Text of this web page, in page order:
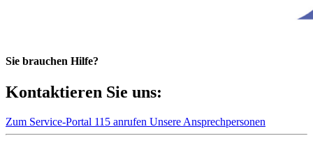
Sie brauchen Hilfe?
Kontaktieren Sie uns:
Zum Service-Portal 115 anrufen Unsere Ansprechpersonen